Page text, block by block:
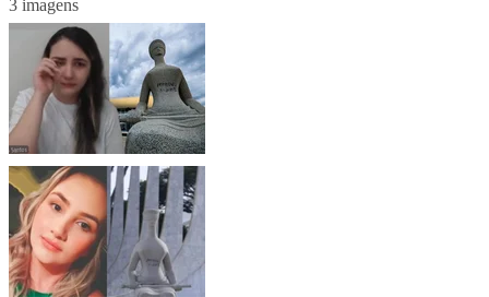
3 imagens